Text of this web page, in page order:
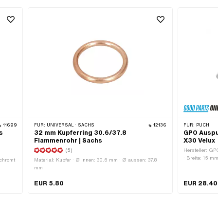
11699 FÜR: UNIVERSAL · SACHS 12136
32 mm Kupferring 30.6/37.8
Flammenrohr | Sachs
(5)
Material: Kupfer · Ø innen: 30.6 mm · Ø aussen: 37.8
mm
EUR 5.80
FÜR: PUCH
GPO
X30 Velux
Hersteller:
· Breite: 15
EUR 28.40